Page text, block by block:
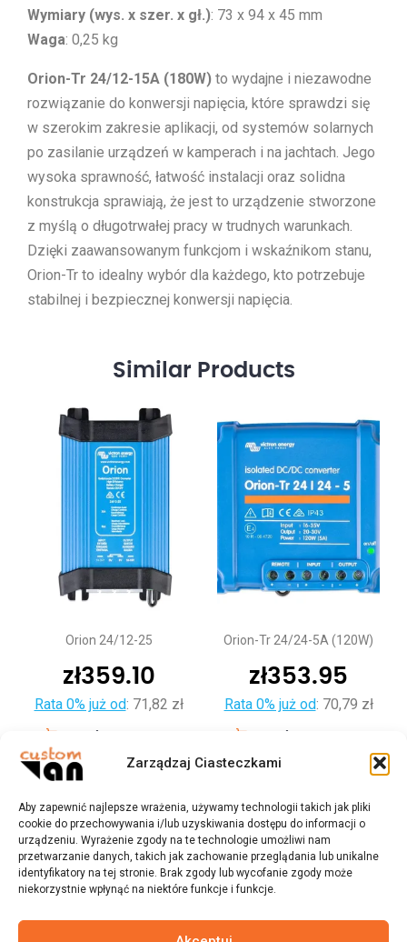
Zarządzaj Ciasteczkami
Aby zapewnić najlepsze wrażenia, używamy technologii takich jak pliki
cookie do przechowywania i/lub uzyskiwania dostępu do informacji o
urządzeniu. Wyrażenie zgody na te technologie umożliwi nam
przetwarzanie danych, takich jak zachowanie przeglądania lub unikalne
identyfikatory na tej stronie. Brak zgody lub wycofanie zgody może
niekorzystnie wpłynąć na niektóre funkcje i funkcje.
Wymiary (wys. x szer. x gł.): 73 x 94 x 45 mm
Waga: 0,25 kg
Orion-Tr 24/12-15A (180W) to wydajne i niezawodne
rozwiązanie do konwersji napięcia, które sprawdzi się
w szerokim zakresie aplikacji, od systemów solarnych
po zasilanie urządzeń w kamperach i na jachtach. Jego
wysoka sprawność, łatwość instalacji oraz solidna
konstrukcja sprawiają, że jest to urządzenie stworzone
z myślą o długotrwałej pracy w trudnych warunkach.
Dzięki zaawansowanym funkcjom i wskaźnikom stanu,
Orion-Tr to idealny wybór dla każdego, kto potrzebuje
stabilnej i bezpiecznej konwersji napięcia.
Similar Products
Orion 24/12-25
zł359.10
Rata 0% już od: 71,82 zł
Orion-Tr 24/24-5A (120W)
zł353.95
Rata 0% już od: 70,79 zł